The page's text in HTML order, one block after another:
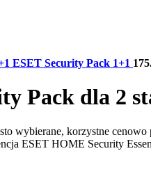
ESET Security Pack 1+1
Pack dla 2
wybierane, korzystne
ESET HOME Security